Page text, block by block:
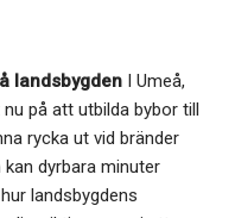
landsbygden I Umeå,
på att utbilda bybor till
rycka ut vid bränder
dyrbara minuter
landsbygdens